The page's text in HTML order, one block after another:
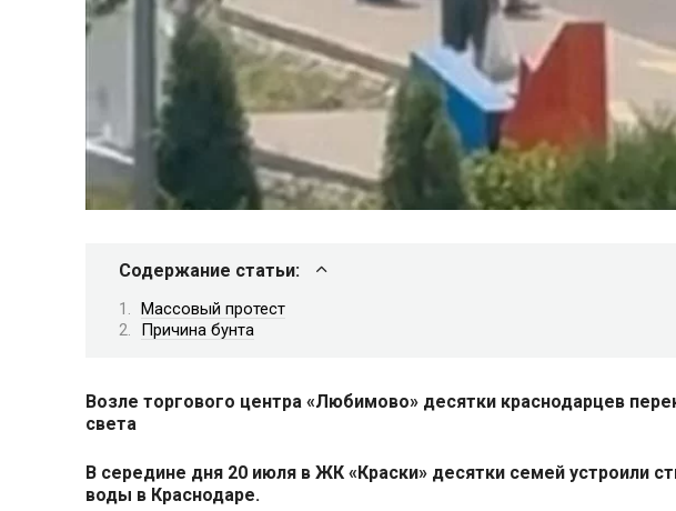
Содержание статьи:
Массовый протест
Причина бунта
Возле торгового центра «Любимово» десятки краснодарцев
света
В середине дня 20 июля в ЖК «Краски» десятки семей устроили
воды в Краснодаре.